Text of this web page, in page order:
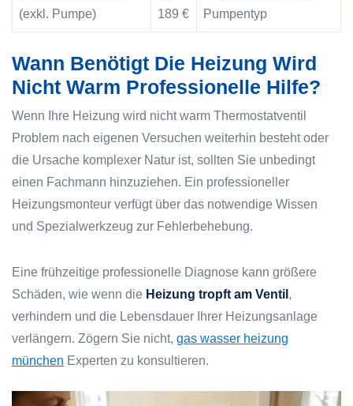
(exkl. Pumpe)
189 €
Pumpentyp
Wann Benötigt Die Heizung Wird
Nicht Warm Professionelle Hilfe?
Wenn Ihre Heizung wird nicht warm Thermostatventil
Problem nach eigenen Versuchen weiterhin besteht oder
die Ursache komplexer Natur ist, sollten Sie unbedingt
einen Fachmann hinzuziehen. Ein professioneller
Heizungsmonteur verfügt über das notwendige Wissen
und Spezialwerkzeug zur Fehlerbehebung.
Eine frühzeitige professionelle Diagnose kann größere
Schäden, wie wenn die Heizung tropft am Ventil ,
verhindern und die Lebensdauer Ihrer Heizungsanlage
verlängern. Zögern Sie nicht, gas wasser heizung
münchen Experten zu konsultieren.